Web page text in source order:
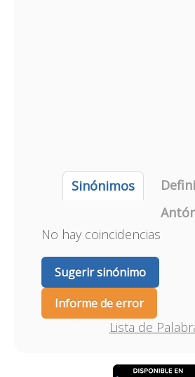
Sinónimos
No hay coincidencias
Sugerir sinónimo
Informe de error
Lista de